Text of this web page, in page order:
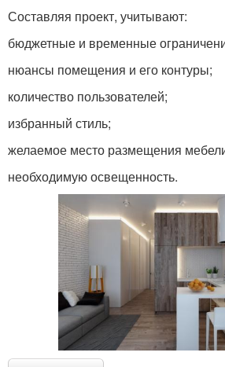
Составляя проект, учитывают:
бюджетные и временные
нюансы помещения и его контуры;
количество пользователей;
избранный стиль;
желаемое место размещения
необходимую освещенность.